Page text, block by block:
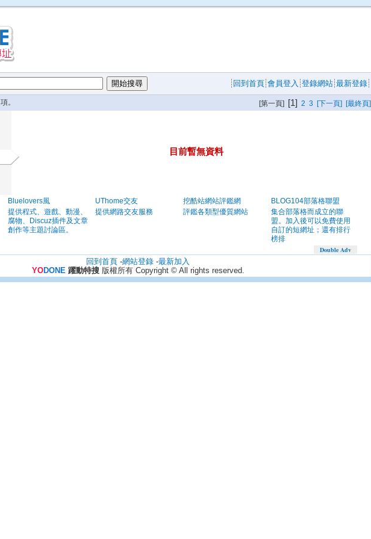
回到首頁 會員登入 登錄網站 最新登錄
項。 [第一頁] [1] 2 3 [下一頁] [最終頁]
目前暫無資料
Bluelovers風
提供程式、遊戲、動漫、
腐物、Discuz插件及文章
創作等主題討論區。
UThome交友
提供網路交友服務
挖酷站網站評鑑網
評鑑各類型優質網站
BLOG104部落格聯盟
集合部落格而成立的聯
盟。加入後可以免費使用
自訂的短網址；還有排行
榜排
Double Adv
回到首頁 -網站登錄 -最新加入
YODONE 躍動特搜版權所有 Copyright © All rights reserved.